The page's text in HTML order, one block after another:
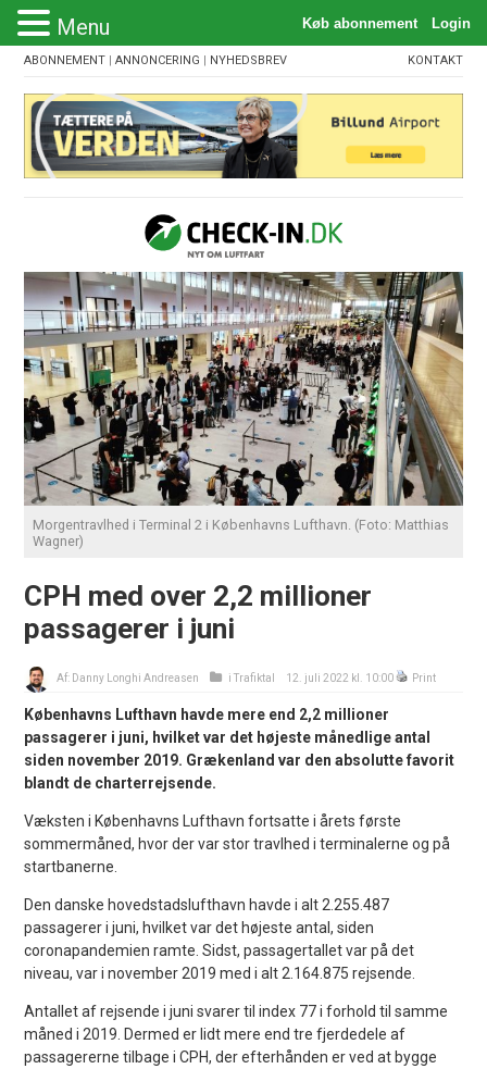
ABONNEMENT |ANNONCERING | NYHEDSBREV KONTAKT
Morgentravlhed i Terminal 2 i Københavns Lufthavn. (Foto: Matthias
Wagner)
CPH med over 2,2 millioner
passagerer i juni
Af: Danny Longhi Andreasen iTrafiktal 12. juli 2022 kl. 10:00 Print
Københavns Lufthavn havde mere end 2,2 millioner
passagerer i juni, hvilket var det højeste månedlige antal
siden november 2019. Grækenland var den absolutte favorit
blandt de charterrejsende.
Væksten i Københavns Lufthavn fortsatte i årets første
sommermåned, hvor der var stor travlhed i terminalerne og på
startbanerne.
Den danske hovedstadslufthavn havde i alt 2.255.487
passagerer i juni, hvilket var det højeste antal, siden
coronapandemien ramte. Sidst, passagertallet var på det
niveau, var i november 2019 med i alt 2.164.875 rejsende.
Antallet af rejsende i juni svarer til index 77 i forhold til samme
måned i 2019. Dermed er lidt mere end tre fjerdedele af
passagererne tilbage i CPH, der efterhånden er ved at bygge
Menu